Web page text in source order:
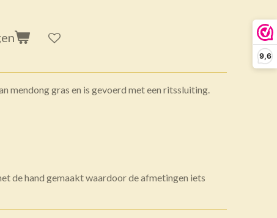
9,6
mendong gras en is gevoerd met een ritssluiting.
de hand gemaakt waardoor de afmetingen iets